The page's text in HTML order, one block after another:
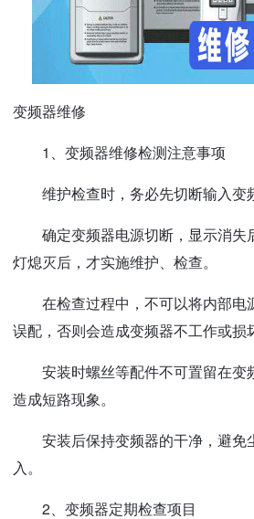
变频器维修
1、变频器维修检测注意事项
维护检查时，务必先切断输入变
确定变频器电源切断，显示消失
灯熄灭后，才实施维护、检查。
在检查过程中，不可以将内部电
误配，否则会造成变频器不工作或损
安装时螺丝等配件不可置留在变
造成短路现象。
安装后保持变频器的干净，避免
入。
2、变频器定期检查项目